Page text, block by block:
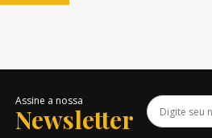
Assine a nossa
Newsletter